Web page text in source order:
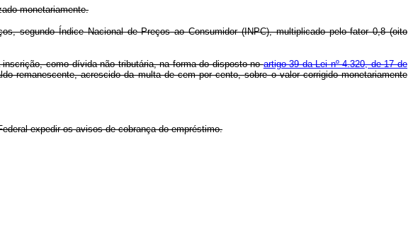
monetariamente.
segundo Índice Nacional de Preços ao Consumidor (INPC), multiplicado pelo fator 0,8 (oito
como dívida não tributária, na forma do disposto noartigo 39 da Lei nº 4.320, de 17 de
remanescente, acrescido da multa de cem por cento, sobre o valor corrigido monetariamente
expedir os avisos de cobrança do empréstimo.